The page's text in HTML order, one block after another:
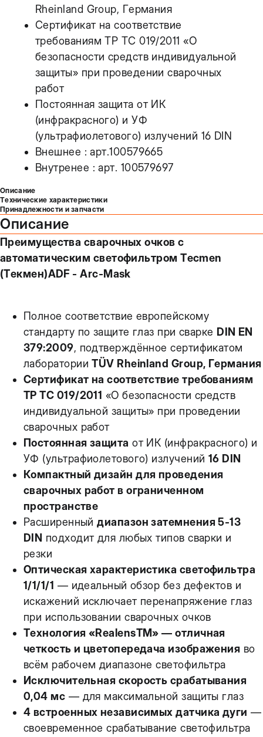
Rheinland Group, Германия
Сертификат на соответствие
требованиям ТР ТС 019/2011 «О
безопасности средств индивидуальной
защиты» при проведении сварочных
работ
Постоянная защита от ИК
(инфракрасного) и УФ
(ультрафиолетового) излучений 16 DIN
Внешнее : арт.100579665
Внутренее : арт. 100579697
Описание
Технические характеристики
Принадлежности и запчасти
Описание
Преимущества сварочных очков с
автоматическим светофильтром Tecmen
(Текмен)ADF - Arc-Mask
Полное соответствие европейскому
стандарту по защите глаз при сварке DIN EN
379:2009, подтверждённое сертификатом
лабораторииTÜV Rheinland Group, Германия
Сертификат на соответствие требованиям
ТР ТС 019/2011 «О безопасности средств
индивидуальной защиты» при проведении
сварочных работ
Постоянная защита от ИК (инфракрасного) и
УФ (ультрафиолетового) излучений 16 DIN
Компактный дизайн для проведения
сварочных работ в ограниченном
пространстве
Расширенныйдиапазон затемнения 5-13
DIN подходит для любых типов сварки и
резки
Оптическая характеристика светофильтра
1/1/1/1 — идеальный обзор без дефектов и
искажений исключает перенапряжение глаз
при использовании сварочных очков
Технология «RealensTM» — отличная
четкость и цветопередача изображения во
всём рабочем диапазоне светофильтра
Исключительная скорость срабатывания
0,04 мс — для максимальной защиты глаз
4 встроенных независимых датчика дуги —
своевременное срабатывание светофильтра